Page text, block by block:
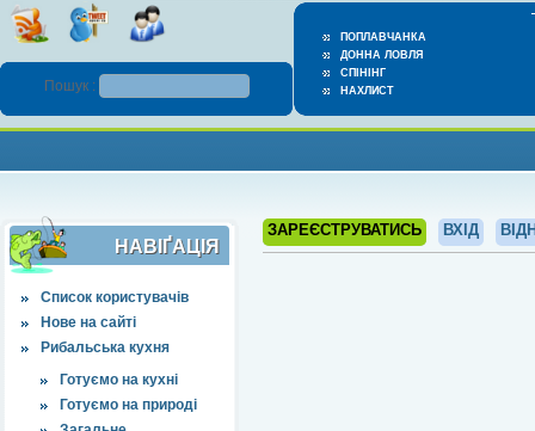
ПОПЛАВЧАНКА
ДОННА ЛОВЛЯ
СПІНІНГ
НАХЛИСТ
Пошук :
НАВІҐАЦІЯ
Список користувачів
Нове на сайті
Рибальська кухня
Готуємо на кухні
Готуємо на природі
ЗАРЕЄСТРУВАТИСЬ ВХІД